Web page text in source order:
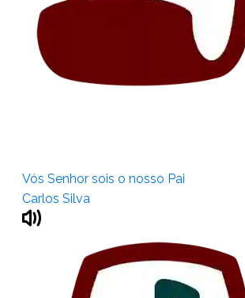
Vós Senhor sois o nosso Pai
Carlos Silva